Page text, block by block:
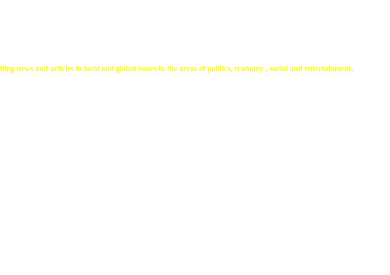
news and articles in local and global issues in the areas of politics, economy , social and entertainment.